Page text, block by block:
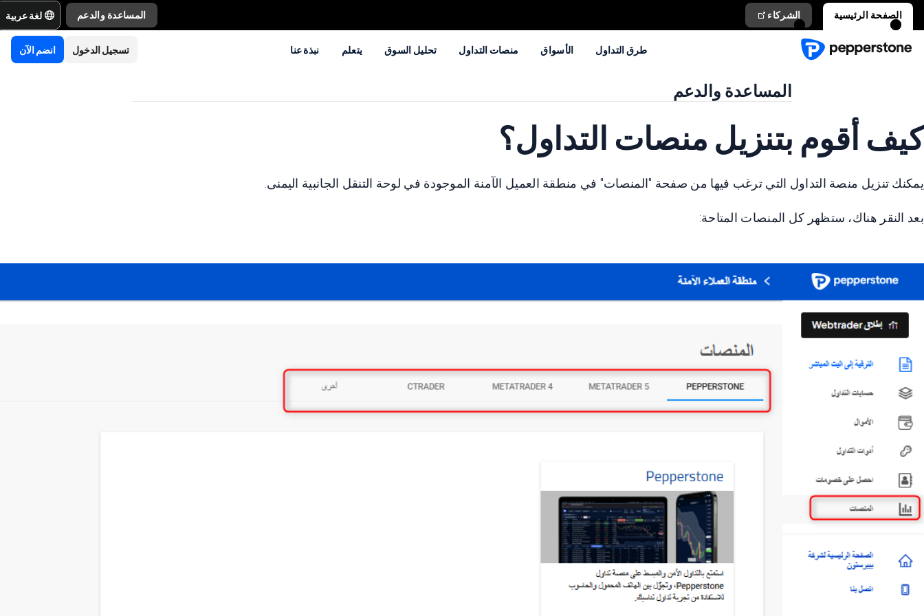
الصفحة الرئيسية الشركاء المساعدة والدعم لغة عربية
طرق التداول الأسواق منصات التداول تحليل السوق يتعلم نبذة عنا انضم الآن تسجيل الدخول
المساعدة والدعم
كيف أقوم بتنزيل منصات التداول؟
يمكنك تنزيل منصة التداول التي ترغب فيها من صفحة "المنصات" في منطقة العميل الآمنة الموجودة في لوحة التنقل الجانبية اليمنى.
بعد النقر هناك، ستظهر كل المنصات المتاحة: